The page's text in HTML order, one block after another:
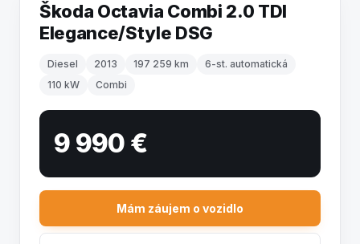
Škoda Octavia Combi 2.0 TDI
Elegance/Style DSG
Diesel 2013 197 259 km
6-st. automatická
110 kW
Combi
9 990 €
Mám záujem o vozidlo